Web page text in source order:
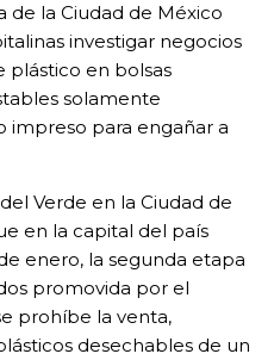
de la Ciudad de México
investigar negocios
plástico en bolsas
solamente
impreso para engañar a
Verde en la Ciudad de
en la capital del país
enero, la segunda etapa
promovida por el
prohíbe la venta,
desechables de un